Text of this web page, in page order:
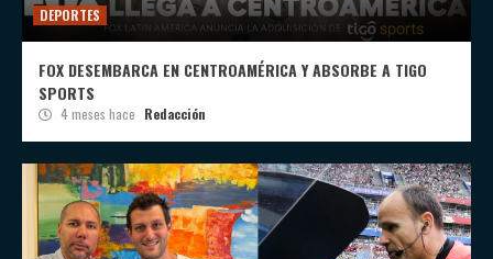
DEPORTES
FOX DESEMBARCA EN CENTROAMÉRICA Y ABSORBE A TIGO
SPORTS
4 meses hace Redacción